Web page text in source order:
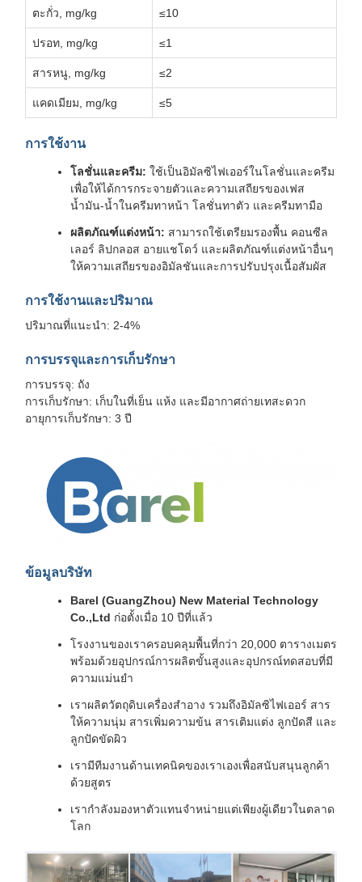
ตะกั่ว, mg/kg ≤10
ปรอท, mg/kg ≤1
สารหนู, mg/kg ≤2
แคดเมียม, mg/kg ≤5
การใช้งาน
โลชั่นและครีม: ใช้เป็นอิมัลซิไฟเออร์ในโลชั่นและครีม
เพื่อให้ได้การกระจายตัวและความเสถียรของเฟส
น้ำมัน-น้ำในครีมทาหน้า โลชั่นทาตัว และครีมทามือ
ผลิตภัณฑ์แต่งหน้า: สามารถใช้เตรียมรองพื้น คอนซีล
เลอร์ ลิปกลอส อายแชโดว์ และผลิตภัณฑ์แต่งหน้าอื่นๆ
ให้ความเสถียรของอิมัลชันและการปรับปรุงเนื้อสัมผัส
การใช้งานและปริมาณ
ปริมาณที่แนะนำ: 2-4%
การบรรจุและการเก็บรักษา
การบรรจุ: ถัง
การเก็บรักษา: เก็บในที่เย็น แห้ง และมีอากาศถ่ายเทสะดวก
อายุการเก็บรักษา: 3 ปี
ข้อมูลบริษัท
Barel (GuangZhou) New Material Technology
Co.,Ltd ก่อตั้งเมื่อ 10 ปีที่แล้ว
โรงงานของเราครอบคลุมพื้นที่กว่า 20,000 ตารางเมตร
พร้อมด้วยอุปกรณ์การผลิตขั้นสูงและอุปกรณ์ทดสอบที่มี
ความแม่นยำ
เราผลิตวัตถุดิบเครื่องสำอาง รวมถึงอิมัลซิไฟเออร์ สาร
ให้ความนุ่ม สารเพิ่มความข้น สารเติมแต่ง ลูกปัดสี และ
ลูกปัดขัดผิว
เรามีทีมงานด้านเทคนิคของเราเองเพื่อสนับสนุนลูกค้า
ด้วยสูตร
เรากำลังมองหาตัวแทนจำหน่ายแต่เพียงผู้เดียวในตลาด
โลก